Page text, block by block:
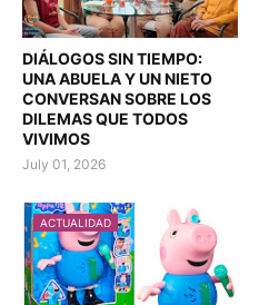
DIÁLOGOS SIN TIEMPO:
UNA ABUELA Y UN NIETO
CONVERSAN SOBRE LOS
DILEMAS QUE TODOS
VIVIMOS
July 01, 2026
ACTUALIDAD